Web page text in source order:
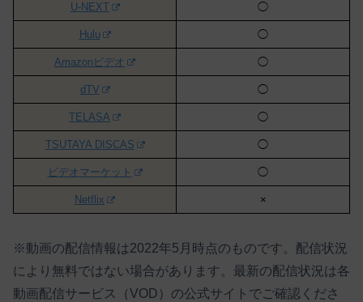
U-NEXT ◯
Hulu ◯
Amazonビデオ ◯
dTV ◯
TELASA ◯
TSUTAYA DISCAS ◯
ビデオマーケット ◯
Netflix ×
※動画の配信情報は2022年5月時点のものです。配信状況
により無料ではない場合があります。最新の配信状況は各
動画配信サービス（VOD）の公式サイトでご確認くださ